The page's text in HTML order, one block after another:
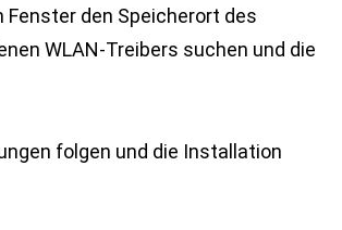
Fenster den Speicherort des
WLAN-Treibers suchen und die
folgen und die Installation